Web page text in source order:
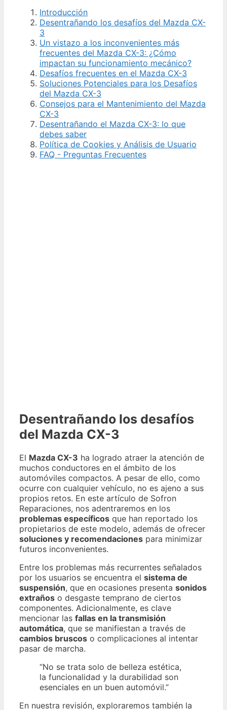
Introducción
Desentrañando los desafíos del Mazda CX-
3
Un vistazo a los inconvenientes más
frecuentes del Mazda CX-3: ¿Cómo
impactan su funcionamiento mecánico?
Desafíos frecuentes en el Mazda CX-3
Soluciones Potenciales para los Desafíos
del Mazda CX-3
Consejos para el Mantenimiento del Mazda
CX-3
Desentrañando el Mazda CX-3: lo que
debes saber
Política de Cookies y Análisis de Usuario
FAQ - Preguntas Frecuentes
Desentrañando los desafíos
del Mazda CX-3
El Mazda CX-3 ha logrado atraer la atención de
muchos conductores en el ámbito de los
automóviles compactos. A pesar de ello, como
ocurre con cualquier vehículo, no es ajeno a sus
propios retos. En este artículo de Sofron
Reparaciones, nos adentraremos en los
problemas específicos que han reportado los
propietarios de este modelo, además de ofrecer
soluciones y recomendaciones para minimizar
futuros inconvenientes.
Entre los problemas más recurrentes señalados
por los usuarios se encuentra el sistema de
suspensión, que en ocasiones presenta sonidos
extraños o desgaste temprano de ciertos
componentes. Adicionalmente, es clave
mencionar las fallas en la transmisión
automática, que se manifiestan a través de
cambios bruscos o complicaciones al intentar
pasar de marcha.
“No se trata solo de belleza estética,
la funcionalidad y la durabilidad son
esenciales en un buen automóvil.”
En nuestra revisión, exploraremos también la